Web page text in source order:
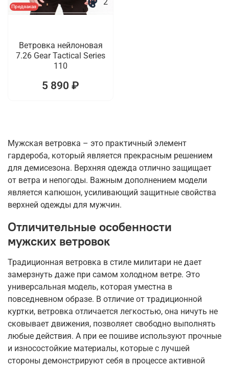
Предзаказ
2
Ветровка нейлоновая
7.26 Gear Tactical Series
110
5 890 ₽
Мужская ветровка – это практичный элемент
гардероба, который является прекрасным решением
для демисезона. Верхняя одежда отлично защищает
от ветра и непогоды. Важным дополнением модели
является капюшон, усиливающий защитные свойства
верхней одежды для мужчин.
Отличительные особенности
мужских ветровок
Традиционная ветровка в стиле милитари не дает
замерзнуть даже при самом холодном ветре. Это
универсальная модель, которая уместна в
повседневном образе. В отличие от традиционной
куртки, ветровка отличается легкостью, она ничуть не
сковывает движения, позволяет свободно выполнять
любые действия. А при ее пошиве используют прочные
и износостойкие материалы, которые с лучшей
стороны демонстрируют себя в процессе активной